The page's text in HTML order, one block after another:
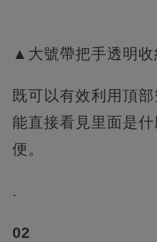
▲大號帶把手透明收
既可以有效利用頂
能直接看見里面是
便。
.
02